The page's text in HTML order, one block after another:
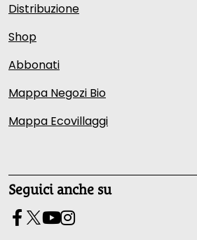
Distribuzione
Shop
Abbonati
Mappa Negozi Bio
Mappa Ecovillaggi
Seguici anche su